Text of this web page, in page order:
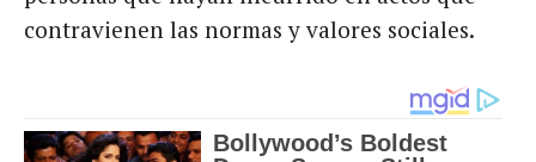
contravienen las normas y valores sociales.